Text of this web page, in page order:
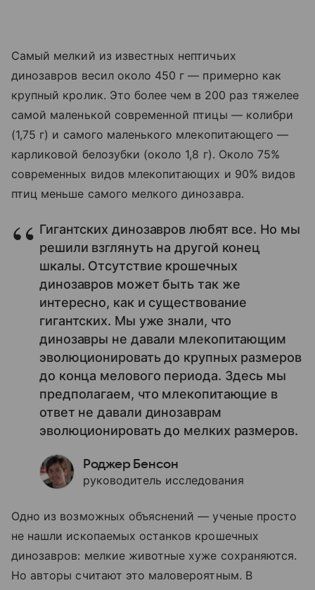
Самый мелкий из известных нептичьих
динозавров весил около 450 г — примерно как
крупный кролик. Это более чем в 200 раз тяжелее
самой маленькой современной птицы — колибри
(1,75 г) и самого маленького млекопитающего —
карликовой белозубки (около 1,8 г). Около 75%
современных видов млекопитающих и 90% видов
птиц меньше самого мелкого динозавра.
Гигантских динозавров любят все. Но мы
решили взглянуть на другой конец
шкалы. Отсутствие крошечных
динозавров может быть так же
интересно, как и существование
гигантских. Мы уже знали, что
динозавры не давали млекопитающим
эволюционировать до крупных размеров
до конца мелового периода. Здесь мы
предполагаем, что млекопитающие в
ответ не давали динозаврам
эволюционировать до мелких размеров.
Роджер Бенсон
руководитель исследования
Одно из возможных объяснений — ученые просто
не нашли ископаемых останков крошечных
динозавров: мелкие животные хуже сохраняются.
Но авторы считают это маловероятным. В